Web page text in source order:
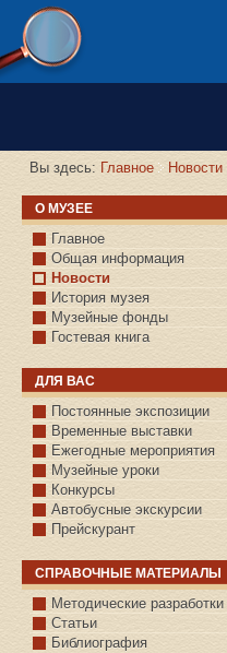
Версия сайта для
Вы здесь: Главное Новости
О МУЗЕЕ
Главное
Общая информация
Новости
История музея
Музейные фонды
Гостевая книга
ДЛЯ ВАС
Постоянные экспозиции
Временные выставки
Ежегодные мероприятия
Музейные уроки
Конкурсы
Автобусные экскурсии
Прейскурант
СПРАВОЧНЫЕ МАТЕРИАЛЫ
Методические разработки
Статьи
Библиография